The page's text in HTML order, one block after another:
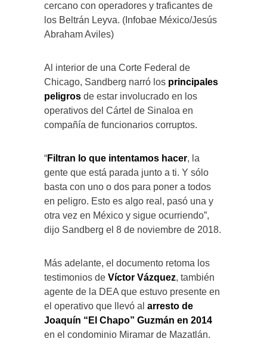
cercano con operadores y traficantes de
los Beltrán Leyva. (Infobae México/Jesús
Abraham Aviles)
Al interior de una Corte Federal de
Chicago, Sandberg narró los principales
peligros de estar involucrado en los
operativos del Cártel de Sinaloa en
compañía de funcionarios corruptos.
“Filtran lo que intentamos hacer, la
gente que está parada junto a ti. Y sólo
basta con uno o dos para poner a todos
en peligro. Esto es algo real, pasó una y
otra vez en México y sigue ocurriendo”,
dijo Sandberg el 8 de noviembre de 2018.
Más adelante, el documento retoma los
testimonios de Víctor Vázquez, también
agente de la DEA que estuvo presente en
el operativo que llevó al arresto de
Joaquín “El Chapo” Guzmán en 2014
en el condominio Miramar de Mazatlán.